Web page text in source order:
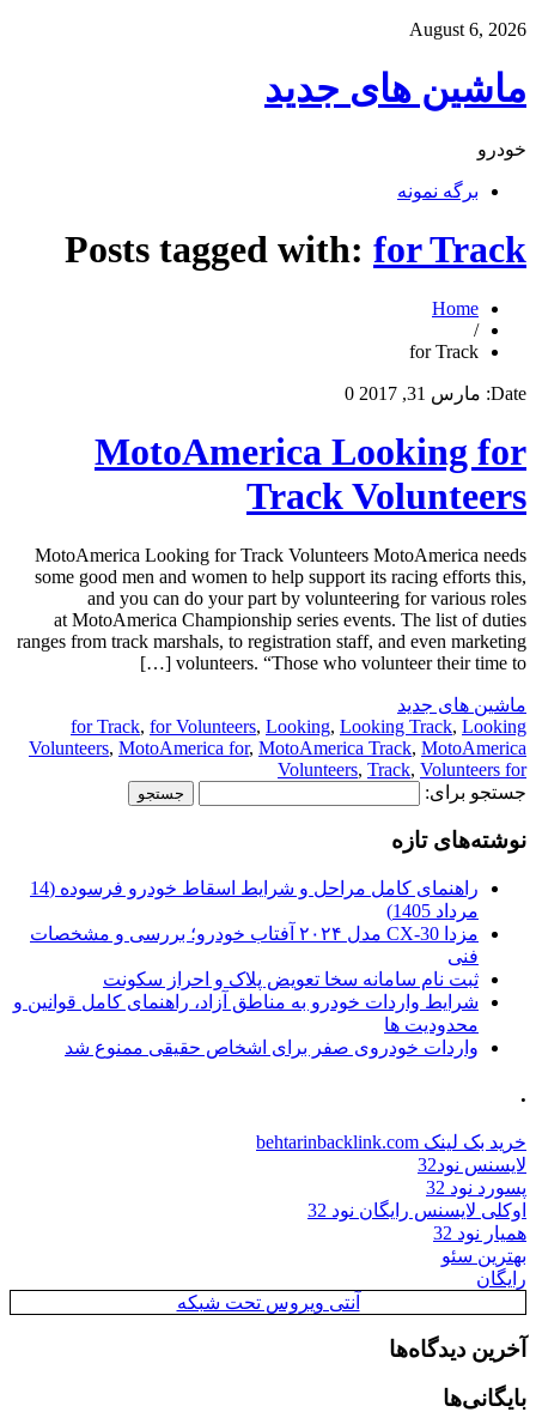
August 6, 2026
ماشین های جدید
خودرو
برگه نمونه
Posts tagged with: for Track
Home
/
for Track
Date: مارس 31, 2017 0
MotoAmerica Looking for
Track Volunteers
MotoAmerica Looking for Track Volunteers MotoAmerica needs
some good men and women to help support its racing efforts this,
and you can do your part by volunteering for various roles
at MotoAmerica Championship series events. The list of duties
ranges from track marshals, to registration staff, and even marketing
volunteers. “Those who volunteer their time to […]
ماشین های جدید
for Track, for Volunteers, Looking, Looking Track, Looking
Volunteers, MotoAmerica for, MotoAmerica Track, MotoAmerica
Volunteers, Track, Volunteers for
جستجو برای:
نوشته‌های تازه
راهنمای کامل مراحل و شرایط اسقاط خودرو فرسوده (14
مرداد 1405)
مزدا CX-30 مدل ۲۰۲۴ آفتاب خودرو؛ بررسی و مشخصات
فنی
ثبت نام سامانه سخا تعویض پلاک و احراز سکونت
شرایط واردات خودرو به مناطق آزاد، راهنمای کامل قوانین و
محدودیت ها
واردات خودروی صفر برای اشخاص حقیقی ممنوع شد
.
خرید بک لینک behtarinbacklink.com
لایسنس نود32
پسورد نود 32
اوکلی لایسنس رایگان نود 32
همیار نود 32
بهترین سئو
رایگان
آنتی ویروس تحت شبکه
آخرین دیدگاه‌ها
بایگانی‌ها